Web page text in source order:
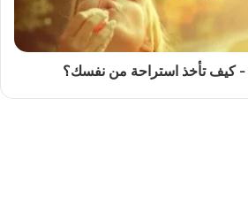
- كيف تأخذ استراحة من نفسك؟